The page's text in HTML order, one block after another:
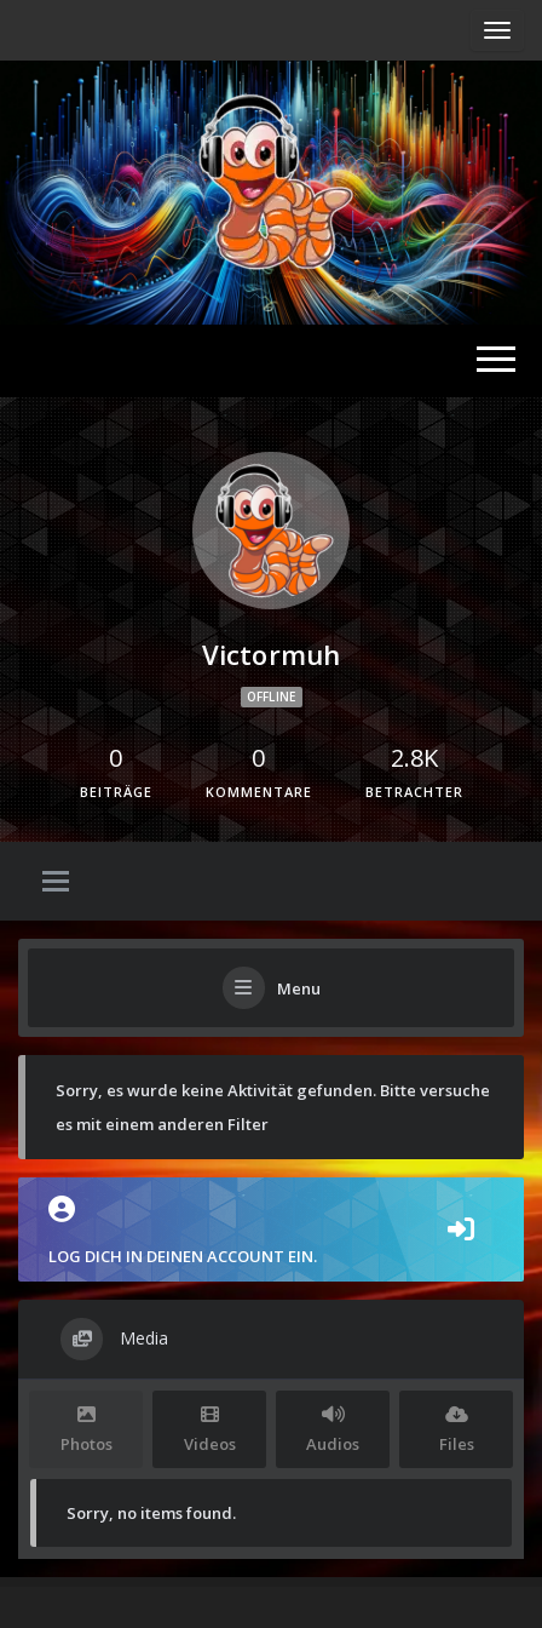
Radio
Victormuh
OFFLINE
0
BEITRÄGE
0
KOMMENTARE
2.8K
BETRACHTER
Menu
Sorry, es wurde keine Aktivität gefunden. Bitte versuche
es mit einem anderen Filter
LOG DICH IN DEINEN ACCOUNT EIN.
Media
Photos Videos Audios Files
Sorry, no items found.